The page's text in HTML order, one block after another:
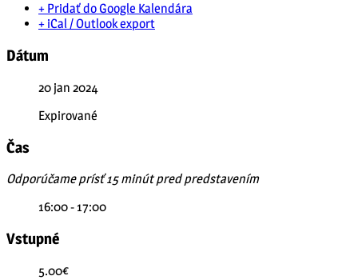
+ Pridať do Google Kalendára
+ iCal / Outlook export
Dátum
20 jan 2024
Expirované
Čas
Odporúčame prísť 15 minút pred predstavením
16:00 - 17:00
Vstupné
5.00€